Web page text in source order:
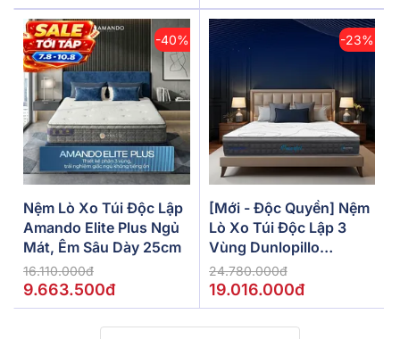
-40%
Nệm Lò Xo Túi Độc Lập
Amando Elite Plus Ngủ
Mát, Êm Sâu Dày 25cm
16.110.000đ
9.663.500đ
-23%
[Mới - Độc Quyền] Nệm
Lò Xo Túi Độc Lập 3
Vùng Dunlopillo
De.Stress Powerful
24.780.000đ
19.016.000đ